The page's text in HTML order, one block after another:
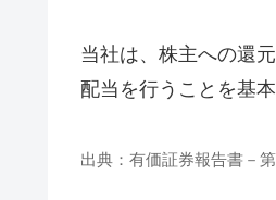
当社は、株主への還
配当を行うことを基
出典：有価証券報告書－